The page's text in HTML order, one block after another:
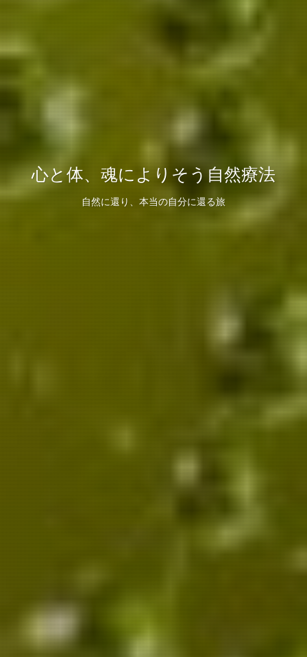
心と体、魂によりそう自然療法
自然に還り、本当の自分に還る旅